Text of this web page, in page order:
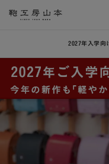
2027年入学向